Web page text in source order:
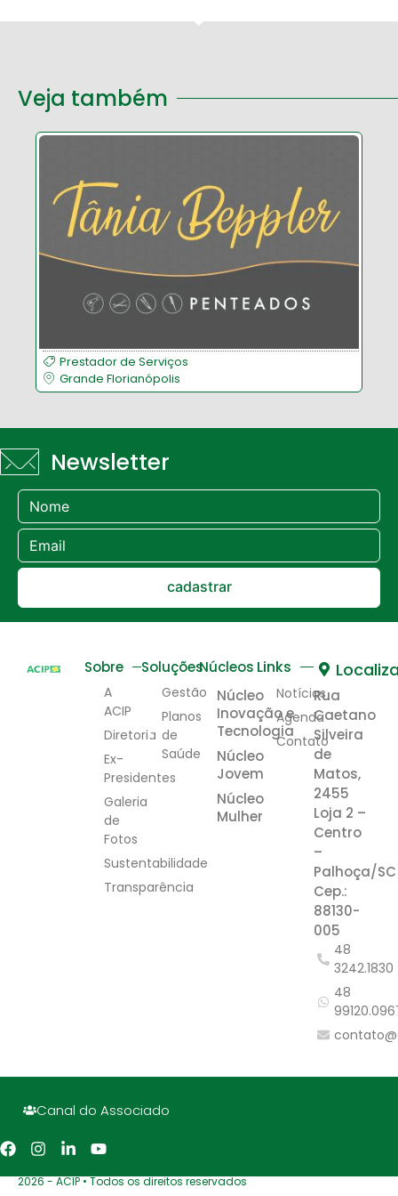
Veja também
Prestador de Serviços
Grande Florianópolis
Newsletter
cadastrar
Sobre
A
ACIP
Diretoria
Ex-
Presidentes
Galeria
de
Fotos
Sustentabilidade
Transparência
Soluções
Gestão
Planos
de
Saúde
Núcleos
Núcleo
Inovação e
Tecnologia
Núcleo
Jovem
Núcleo
Mulher
Links
Notícias
Agenda
Contato
Rua
Caetano
Silveira
de
Matos,
2455
Loja 2 –
Centro
–
Palhoça/SC
Cep.:
88130-
005
48
3242.1830
48
Canal do Associado
2026 - ACIP • Todos os direitos reservados